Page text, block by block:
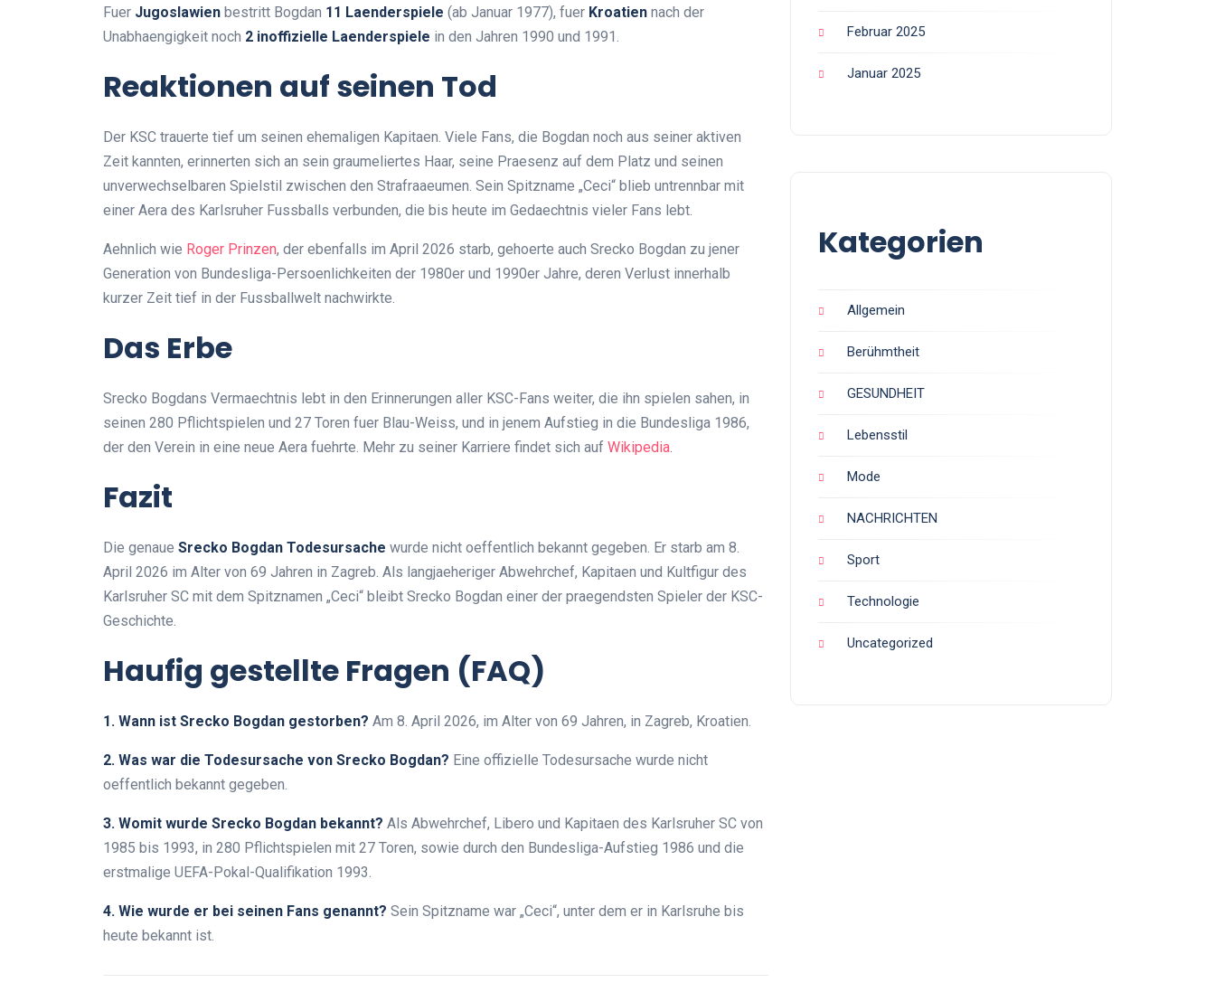
Fuer Jugoslawien bestritt Bogdan 11 Laenderspiele (ab Januar 1977), fuer Kroatien nach der
Unabhaengigkeit noch 2 inoffizielle Laenderspiele in den Jahren 1990 und 1991.
Reaktionen auf seinen Tod
Der KSC trauerte tief um seinen ehemaligen Kapitaen. Viele Fans, die Bogdan noch aus seiner aktiven
Zeit kannten, erinnerten sich an sein graumeliertes Haar, seine Praesenz auf dem Platz und seinen
unverwechselbaren Spielstil zwischen den Strafraaeumen. Sein Spitzname „Ceci“ blieb untrennbar mit
einer Aera des Karlsruher Fussballs verbunden, die bis heute im Gedaechtnis vieler Fans lebt.
Aehnlich wie Roger Prinzen, der ebenfalls im April 2026 starb, gehoerte auch Srecko Bogdan zu jener
Generation von Bundesliga-Persoenlichkeiten der 1980er und 1990er Jahre, deren Verlust innerhalb
kurzer Zeit tief in der Fussballwelt nachwirkte.
Das Erbe
Srecko Bogdans Vermaechtnis lebt in den Erinnerungen aller KSC-Fans weiter, die ihn spielen sahen, in
seinen 280 Pflichtspielen und 27 Toren fuer Blau-Weiss, und in jenem Aufstieg in die Bundesliga 1986,
der den Verein in eine neue Aera fuehrte. Mehr zu seiner Karriere findet sich auf Wikipedia.
Fazit
Die genaue Srecko Bogdan Todesursache wurde nicht oeffentlich bekannt gegeben. Er starb am 8.
April 2026 im Alter von 69 Jahren in Zagreb. Als langjaeheriger Abwehrchef, Kapitaen und Kultfigur des
Karlsruher SC mit dem Spitznamen „Ceci“ bleibt Srecko Bogdan einer der praegendsten Spieler der KSC-
Geschichte.
Haufig gestellte Fragen (FAQ)
1. Wann ist Srecko Bogdan gestorben? Am 8. April 2026, im Alter von 69 Jahren, in Zagreb, Kroatien.
2. Was war die Todesursache von Srecko Bogdan? Eine offizielle Todesursache wurde nicht
oeffentlich bekannt gegeben.
3. Womit wurde Srecko Bogdan bekannt? Als Abwehrchef, Libero und Kapitaen des Karlsruher SC von
1985 bis 1993, in 280 Pflichtspielen mit 27 Toren, sowie durch den Bundesliga-Aufstieg 1986 und die
erstmalige UEFA-Pokal-Qualifikation 1993.
4. Wie wurde er bei seinen Fans genannt? Sein Spitzname war „Ceci“, unter dem er in Karlsruhe bis
heute bekannt ist.
Februar 2025
Januar 2025
Kategorien
Allgemein
Berühmtheit
GESUNDHEIT
Lebensstil
Mode
NACHRICHTEN
Sport
Technologie
Uncategorized